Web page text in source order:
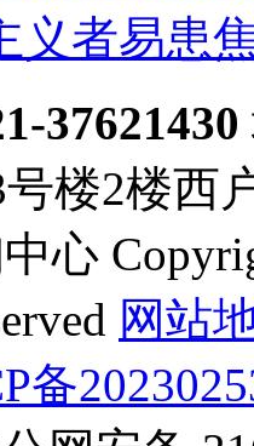
义者易患
37621430
楼2楼西
心
网站
备